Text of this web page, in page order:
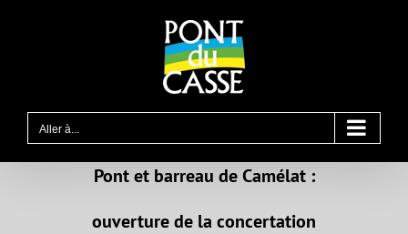
Aller à...
Pont et barreau de Camélat :
ouverture de la concertation